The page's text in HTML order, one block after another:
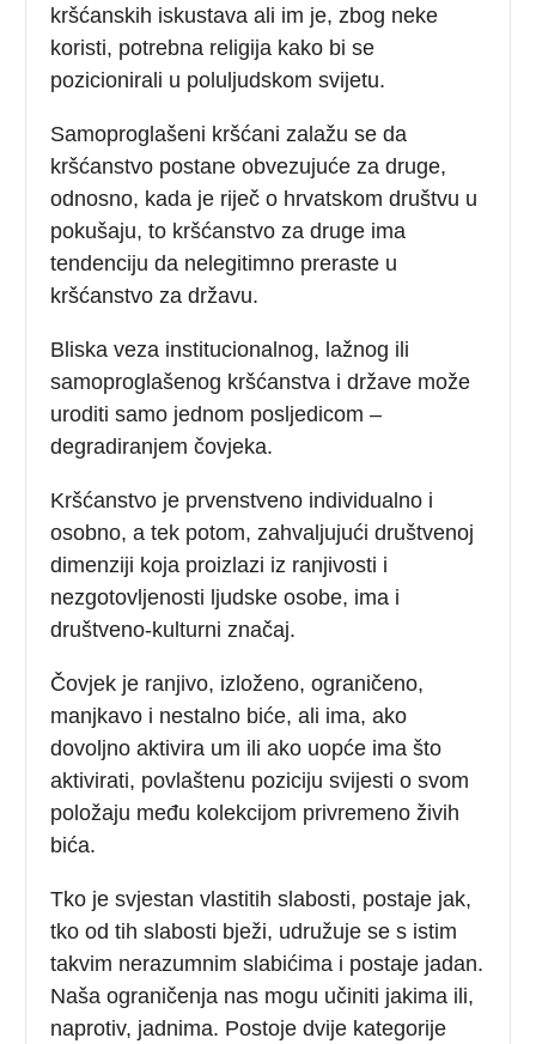
kršćanskih iskustava ali im je, zbog neke
koristi, potrebna religija kako bi se
pozicionirali u poluljudskom svijetu.
Samoproglašeni kršćani zalažu se da
kršćanstvo postane obvezujuće za druge,
odnosno, kada je riječ o hrvatskom društvu u
pokušaju, to kršćanstvo za druge ima
tendenciju da nelegitimno preraste u
kršćanstvo za državu.
Bliska veza institucionalnog, lažnog ili
samoproglašenog kršćanstva i države može
uroditi samo jednom posljedicom –
degradiranjem čovjeka.
Kršćanstvo je prvenstveno individualno i
osobno, a tek potom, zahvaljujući društvenoj
dimenziji koja proizlazi iz ranjivosti i
nezgotovljenosti ljudske osobe, ima i
društveno-kulturni značaj.
Čovjek je ranjivo, izloženo, ograničeno,
manjkavo i nestalno biće, ali ima, ako
dovoljno aktivira um ili ako uopće ima što
aktivirati, povlaštenu poziciju svijesti o svom
položaju među kolekcijom privremeno živih
bića.
Tko je svjestan vlastitih slabosti, postaje jak,
tko od tih slabosti bježi, udružuje se s istim
takvim nerazumnim slabićima i postaje jadan.
Naša ograničenja nas mogu učiniti jakima ili,
naprotiv, jadnima. Postoje dvije kategorije